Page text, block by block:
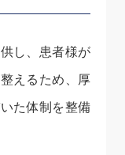
し、患者様が
えるため、厚
た体制を整備